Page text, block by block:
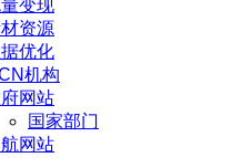
变现
资源
优化
机构
网站
国家部门
网站